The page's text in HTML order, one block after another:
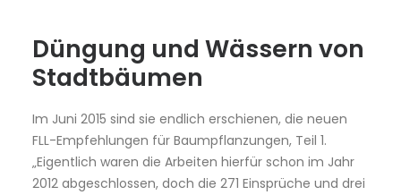
Düngung und Wässern von
Stadtbäumen
Im Juni 2015 sind sie endlich erschienen, die neuen
FLL-Empfehlungen für Baumpflanzungen, Teil 1.
„Eigentlich waren die Arbeiten hierfür schon im Jahr
2012 abgeschlossen, doch die 271 Einsprüche und drei